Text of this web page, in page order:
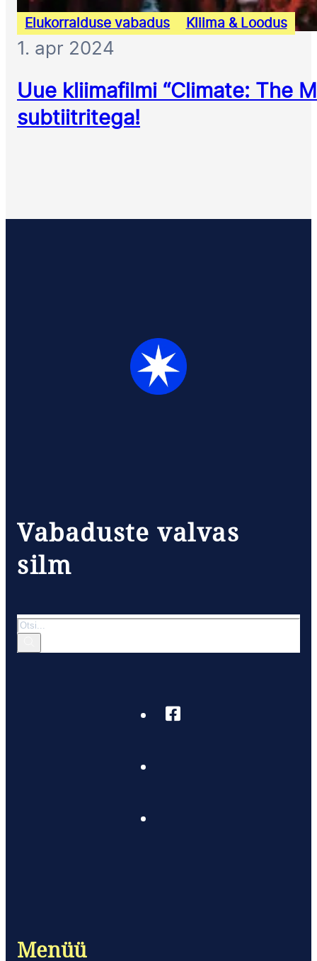
Elukorralduse vabadus Kliima & Loodus
1. apr 2024
Uue kliimafilmi “Climate: The
subtiitritega!
Vabaduste valvas
silm
Otsi
Menüü